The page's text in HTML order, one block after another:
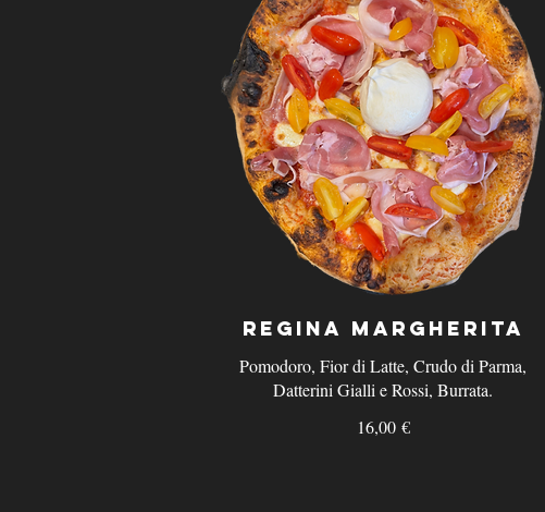
Regina Margherita
Pomodoro, Fior di Latte, Crudo di Parma,
Datterini Gialli e Rossi, Burrata.
16,00 €